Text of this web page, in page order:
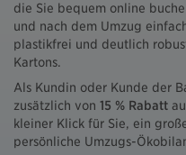
die Sie bequem online
und nach dem Umzug
plastikfrei und deutlich
Kartons.
Als Kundin oder Kunde der
zusätzlich von 15 % Rabatt
kleiner Klick für Sie, ein
persönliche Umzugs-